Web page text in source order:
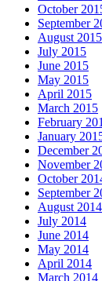
October
September
August 2015
July 2015
June 2015
May 2015
April 2015
March 2015
February
January
December
November
October
September
August 2014
July 2014
June 2014
May 2014
April 2014
March 2014